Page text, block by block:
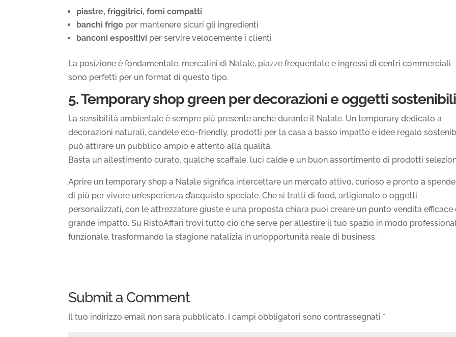
piastre, friggitrici, forni compatti
banchi frigo per mantenere sicuri gli ingredienti
banconi espositivi per servire velocemente i clienti
La posizione è fondamentale: mercatini di Natale, piazze frequentate e ingressi di centri commerciali
sono perfetti per un format di questo tipo.
5. Temporary shop green per decorazioni e oggetti sostenibili
La sensibilità ambientale è sempre più presente anche durante il Natale. Un temporary dedicato a
decorazioni naturali, candele eco-friendly, prodotti per la casa a basso impatto e idee regalo
può attirare un pubblico ampio e attento alla qualità.
Basta un allestimento curato, qualche scaffale, luci calde e un buon assortimento di prodotti
Aprire un temporary shop a Natale significa intercettare un mercato attivo, curioso e pronto a
di più per vivere un’esperienza d’acquisto speciale. Che si tratti di food, artigianato o oggetti
personalizzati, con le attrezzature giuste e una proposta chiara puoi creare un punto vendita efficace
grande impatto. Su RistoAffari trovi tutto ciò che serve per allestire il tuo spazio in modo
funzionale, trasformando la stagione natalizia in un’opportunità reale di business.
Submit a Comment
Il tuo indirizzo email non sarà pubblicato. I campi obbligatori sono contrassegnati *